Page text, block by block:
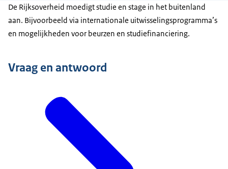
De Rijksoverheid moedigt studie en stage in het buitenland
aan. Bijvoorbeeld via internationale uitwisselingsprogramma’s
en mogelijkheden voor beurzen en studiefinanciering.
Vraag en antwoord